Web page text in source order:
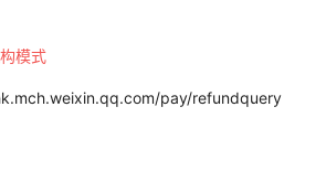
模式
pay/refundquery